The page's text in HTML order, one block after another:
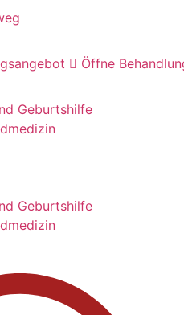
Öffne
Geburtshilfe
Geburtshilfe